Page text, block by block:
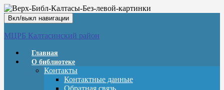
Вкл/выкл навигации
МЦРБ Калтасинский район
Главная
О библиотеке
Контакты
Контактные данные
Обратная связь